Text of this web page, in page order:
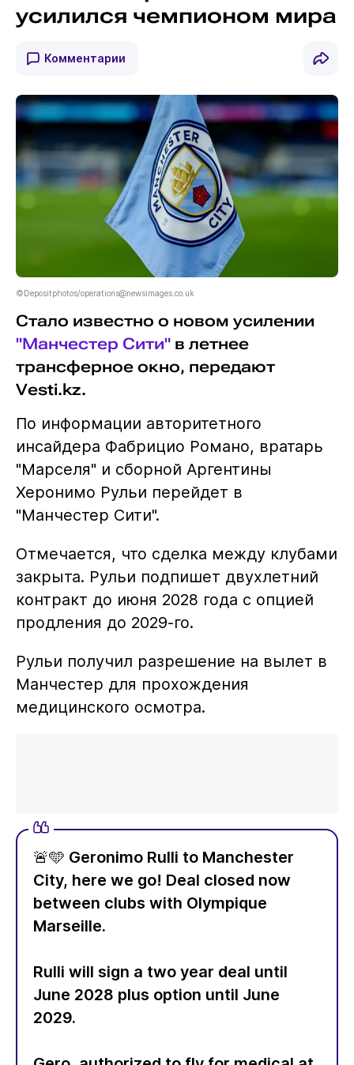
усилился чемпионом мира
Комментарии
©Depositphotos/operations@newsimages.co.uk
Стало известно о новом усилении
"Манчестер Сити"в летнее
трансферное окно, передают
Vesti.kz.
По информации авторитетного
инсайдера Фабрицио Романо, вратарь
"Марселя" и сборной Аргентины
Херонимо Рульи перейдет в
"Манчестер Сити".
Отмечается, что сделка между клубами
закрыта. Рульи подпишет двухлетний
контракт до июня 2028 года с опцией
продления до 2029-го.
Рульи получил разрешение на вылет в
Манчестер для прохождения
медицинского осмотра.
🚨🩵 Geronimo Rulli to Manchester
City, here we go! Deal closed now
between clubs with Olympique
Marseille.
Rulli will sign a two year deal until
June 2028 plus option until June
2029.